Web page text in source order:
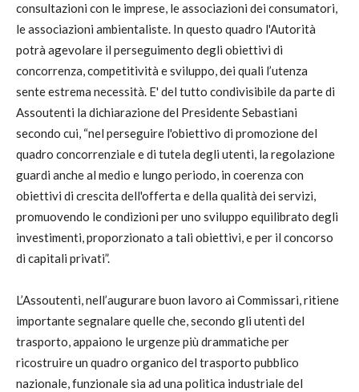
consultazioni con le imprese, le associazioni dei consumatori,
le associazioni ambientaliste. In questo quadro l'Autorità
potrà agevolare il perseguimento degli obiettivi di
concorrenza, competitività e sviluppo, dei quali l’utenza
sente estrema necessità. E' del tutto condivisibile da parte di
Assoutenti la dichiarazione del Presidente Sebastiani
secondo cui, “nel perseguire l'obiettivo di promozione del
quadro concorrenziale e di tutela degli utenti, la regolazione
guardi anche al medio e lungo periodo, in coerenza con
obiettivi di crescita dell'offerta e della qualità dei servizi,
promuovendo le condizioni per uno sviluppo equilibrato degli
investimenti, proporzionato a tali obiettivi, e per il concorso
di capitali privati”.
L’Assoutenti, nell’augurare buon lavoro ai Commissari, ritiene
importante segnalare quelle che, secondo gli utenti del
trasporto, appaiono le urgenze più drammatiche per
ricostruire un quadro organico del trasporto pubblico
nazionale, funzionale sia ad una politica industriale del